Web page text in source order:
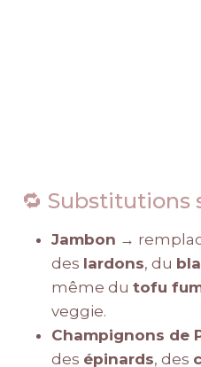
🔁 Substitutions
Jambon →
des lardons, du
même du tofu
veggie.
Champignons de
des épinards, des